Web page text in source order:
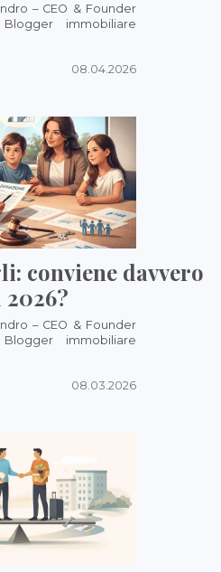
– CEO & Founder
immobiliare
08.04.2026
conviene davvero
2026?
– CEO & Founder
immobiliare
08.03.2026